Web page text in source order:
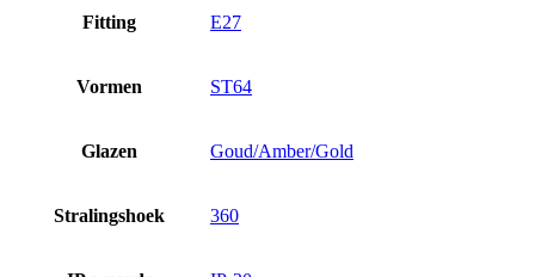
Fitting E27
Vormen ST64
Glazen Goud/Amber/Gold
Stralingshoek 360